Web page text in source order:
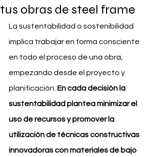
tus obras de steel frame
La sustentabilidad o sostenibilidad
implica trabajar en forma consciente
en todo el proceso de una obra,
empezando desde el proyecto y
planificación. En cada decisión la
sustentabilidad plantea minimizar el
uso de recursos y promover la
utilización de técnicas constructivas
innovadoras con materiales de bajo